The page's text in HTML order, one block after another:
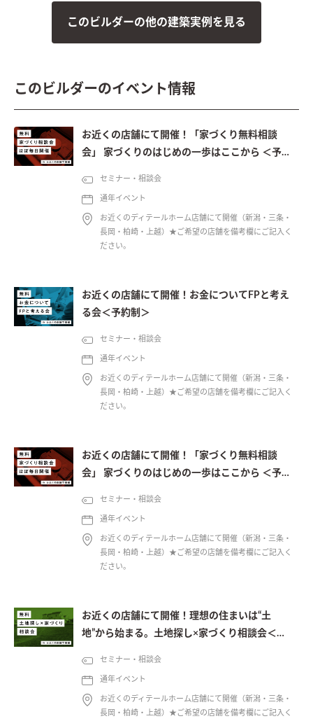
このビルダーの他の建築実例を見る
このビルダーのイベント情報
お近くの店舗にて開催！「家づくり無料相談
会」 家づくりのはじめの一歩はここから ＜予約
セミナー・相談会
通年イベント
お近くのディテールホーム店舗にて開催（新潟・三条・
長岡・柏崎・上越）★ご希望の店舗を備考欄にご記入く
ださい。
お近くの店舗にて開催！お金についてFPと考え
る会＜予約制＞
セミナー・相談会
通年イベント
お近くのディテールホーム店舗にて開催（新潟・三条・
長岡・柏崎・上越）★ご希望の店舗を備考欄にご記入く
ださい。
お近くの店舗にて開催！「家づくり無料相談
会」 家づくりのはじめの一歩はここから ＜予約
セミナー・相談会
通年イベント
お近くのディテールホーム店舗にて開催（新潟・三条・
長岡・柏崎・上越）★ご希望の店舗を備考欄にご記入く
ださい。
お近くの店舗にて開催！理想の住まいは“土
地”から始まる。土地探し×家づくり相談会＜予
セミナー・相談会
通年イベント
お近くのディテールホーム店舗にて開催（新潟・三条・
長岡・柏崎・上越）★ご希望の店舗を備考欄にご記入く